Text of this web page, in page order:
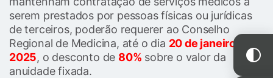
serem prestados por pessoas físicas ou jurídicas
de terceiros, poderão requerer ao Conselho
Regional de Medicina, até o dia 20 de janeiro de
2025, o desconto de 80% sobre o valor da
anuidade fixada.